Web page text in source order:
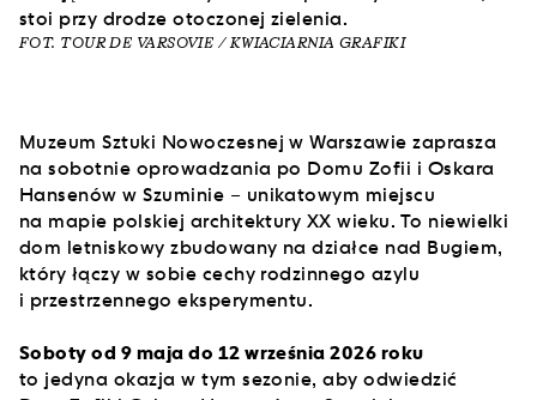
FOT. TOUR DE VARSOVIE / KWIACIARNIA GRAFIKI
Muzeum Sztuki Nowoczesnej w Warszawie zaprasza
na sobotnie oprowadzania po Domu Zofii i Oskara
Hansenów w Szuminie – unikatowym miejscu
na mapie polskiej architektury XX wieku. To niewielki
dom letniskowy zbudowany na działce nad Bugiem,
który łączy w sobie cechy rodzinnego azylu
i przestrzennego eksperymentu.
Soboty od 9 maja do 12 września 2026 roku
to jedyna okazja w tym sezonie, aby odwiedzić